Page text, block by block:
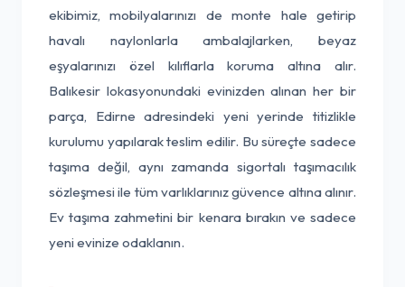
ekibimiz, mobilyalarınızı de monte hale getirip
havalı naylonlarla ambalajlarken, beyaz
eşyalarınızı özel kılıflarla koruma altına alır.
Balıkesir lokasyonundaki evinizden alınan her bir
parça, Edirne adresindeki yeni yerinde titizlikle
kurulumu yapılarak teslim edilir. Bu süreçte sadece
taşıma değil, aynı zamanda sigortalı taşımacılık
sözleşmesi ile tüm varlıklarınız güvence altına alınır.
Ev taşıma zahmetini bir kenara bırakın ve sadece
yeni evinize odaklanın.